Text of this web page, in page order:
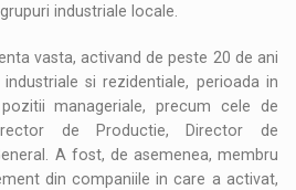
industriale locale.
vasta, activand de peste 20 de ani
si rezidentiale, perioada in
manageriale, precum cele de
de Productie, Director de
A fost, de asemenea, membru
din companiile in care a activat,